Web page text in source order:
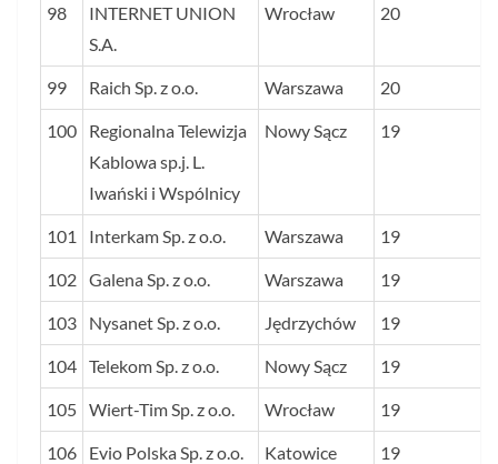
98
INTERNET UNION
S.A.
Wrocław 20
99 Raich Sp. z o.o. Warszawa 20
100
Regionalna Telewizja
Kablowa sp.j. L.
Iwański i Wspólnicy
Nowy Sącz 19
101 Interkam Sp. z o.o. Warszawa 19
102 Galena Sp. z o.o. Warszawa 19
103 Nysanet Sp. z o.o. Jędrzychów 19
104 Telekom Sp. z o.o. Nowy Sącz 19
105 Wiert-Tim Sp. z o.o. Wrocław 19
106 Evio Polska Sp. z o.o. Katowice 19